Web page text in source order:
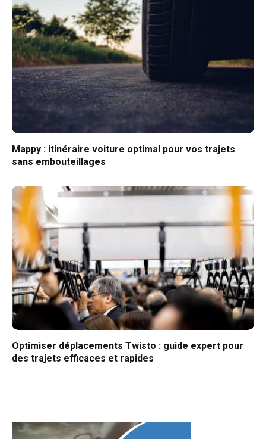
Mappy : itinéraire voiture optimal pour vos trajets
sans embouteillages
Optimiser déplacements Twisto : guide expert pour
des trajets efficaces et rapides